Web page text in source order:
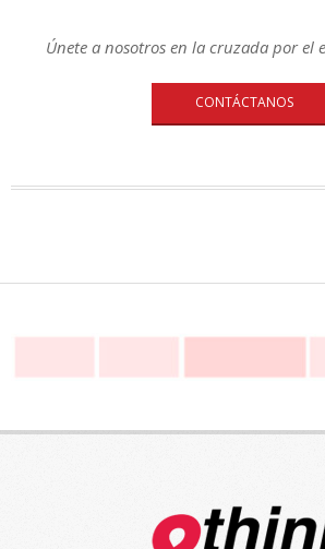
Únete a nosotros en la cruzada por el
CONTÁCTANOS